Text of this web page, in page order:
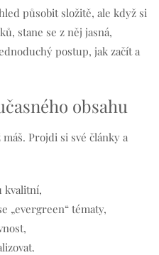
působit složitě, ale když si
stane se z něj jasná,
postup, jak začít a
obsahu
Projdi si své články a
kvalitní,
„evergreen“ tématy,